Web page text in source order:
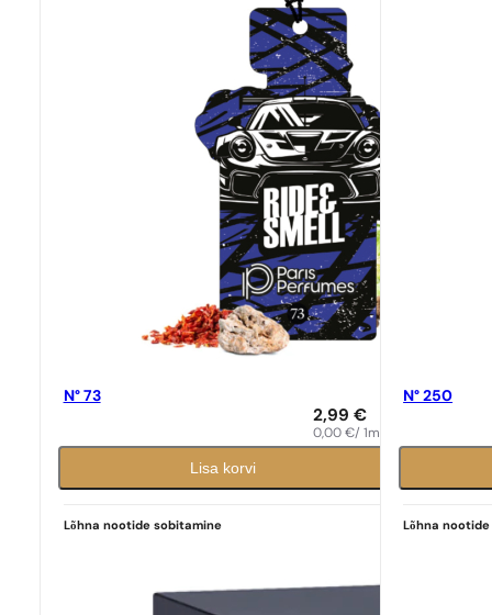
N° 73
2,99 €
0,00 €/ 1ml
Lisa korvi
Lõhna nootide sobitamine
N° 250
Lõhna